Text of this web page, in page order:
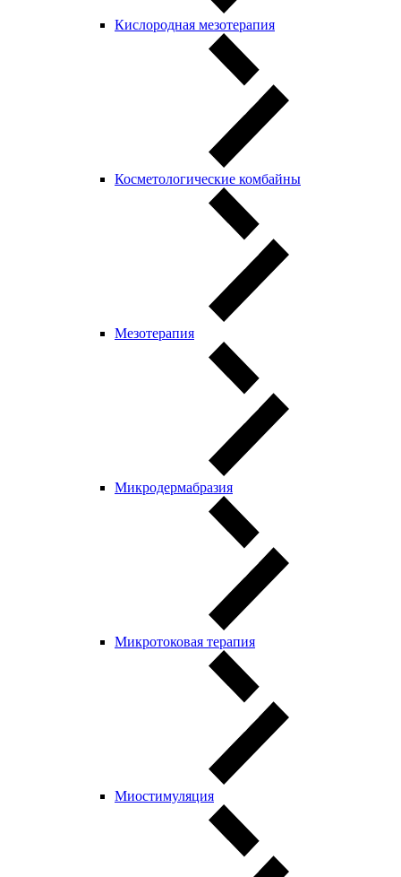
Кислородная мезотерапия
Косметологические комбайны
Мезотерапия
Микродермабразия
Микротоковая терапия
Миостимуляция